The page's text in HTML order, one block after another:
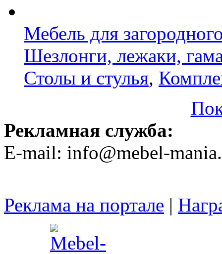
Мебель для
Шезлонги, лежаки,
Столы и стулья,
Рекламная служба:
E-mail: info@mebel-
Реклама на портале |